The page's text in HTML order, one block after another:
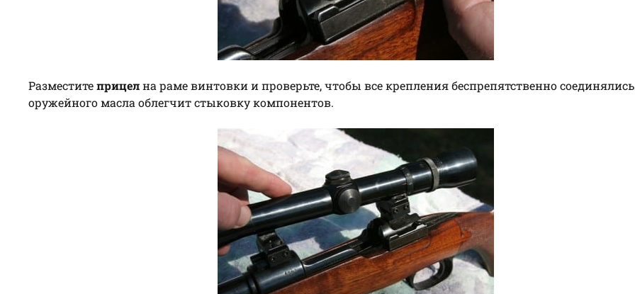
Разместитеприцелна раме винтовки и проверьте, чтобы все крепления беспрепятственно
оружейного масла облегчит стыковку компонентов.